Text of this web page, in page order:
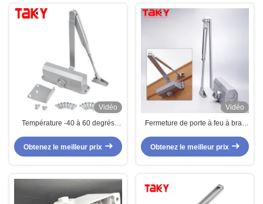
Vidéo
Température -40 à 60 degrés
lourde avec installation facile
Obtenez le meilleur prix
Vidéo
Fermeture de porte à feu à bras
Poids de porte 65-85kg Finition
en argent peint à la peinture par
Obtenez le meilleur prix